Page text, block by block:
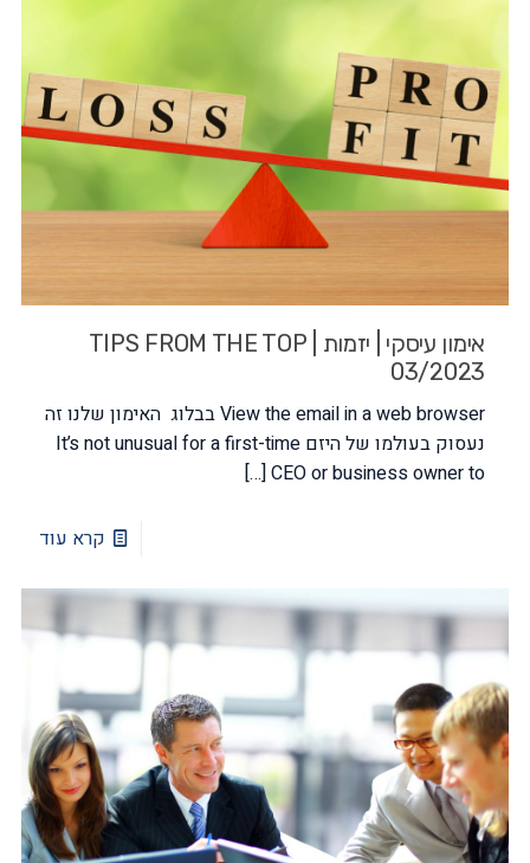
אימון עיסקי | יזמות | TIPS FROM THE TOP
03/2023
View the email in a web browser בבלוג האימון שלנו זה
נעסוק בעולמו של היזם It’s not unusual for a first-time
CEO or business owner to
[…]
קרא עוד